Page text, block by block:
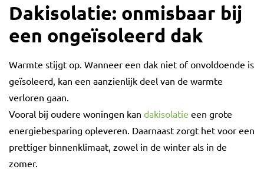
Dakisolatie: onmisbaar bij
een ongeïsoleerd dak
Warmte stijgt op. Wanneer een dak niet of onvoldoende is
geïsoleerd, kan een aanzienlijk deel van de warmte
verloren gaan.
Vooral bij oudere woningen kan dakisolatie een grote
energiebesparing opleveren. Daarnaast zorgt het voor een
prettiger binnenklimaat, zowel in de winter als in de
zomer.